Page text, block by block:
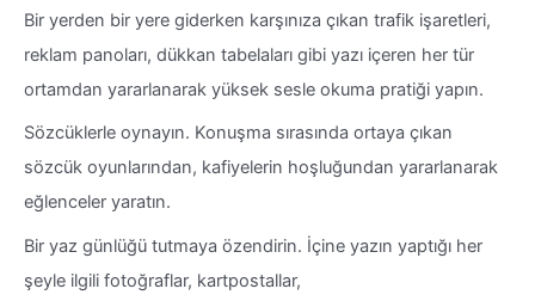
Bir yerden bir yere giderken karşınıza çıkan trafik işaretleri,
reklam panoları, dükkan tabelaları gibi yazı içeren her tür
ortamdan yararlanarak yüksek sesle okuma pratiği yapın.
Sözcüklerle oynayın. Konuşma sırasında ortaya çıkan
sözcük oyunlarından, kafiyelerin hoşluğundan yararlanarak
eğlenceler yaratın.
Bir yaz günlüğü tutmaya özendirin. İçine yazın yaptığı her
şeyle ilgili fotoğraflar, kartpostallar,